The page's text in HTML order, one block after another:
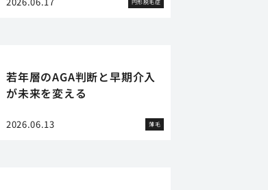
若年層のAGA判断と早期介入
が未来を変える
2026.06.13 薄毛